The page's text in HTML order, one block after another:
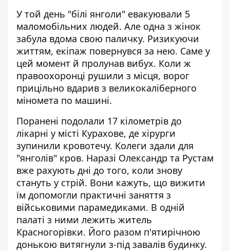
У той день "білі янголи" евакуювали 5
маломобільних людей. Але одна з жінок
забула вдома свою паличку. Ризикуючи
життям, екіпаж повернувся за нею. Саме у
цей момент й пролунав вибух. Коли ж
правоохоронці рушили з місця, ворог
прицільно вдарив з великокаліберного
міномета по машині.
Поранені подолали 17 кілометрів до
лікарні у місті Курахове, де хірурги
зупинили кровотечу. Колеги здали для
"янголів" кров. Наразі Олександр та Рустам
вже рахують дні до того, коли знову
стануть у стрій. Вони кажуть, що вижити
їм допомогли практичні заняття з
військовими парамедиками. В одній
палаті з ними лежить житель
Красногорівки. Його разом п'ятирічною
донькою витягнули з-під завалів будинку.